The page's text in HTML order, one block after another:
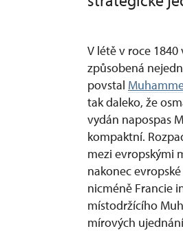
V létě v roce
způsobená
povstal
tak daleko, že
vydán napospas
kompaktní.
mezi evropskými
nakonec
nicméně Francie
místodržícího
mírových